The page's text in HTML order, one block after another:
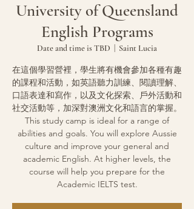
University of Queensland
English Programs
Date and time is TBD Saint Lucia
在這個學習營裡，學生將有機會參加各種有趣
的課程和活動，如英語聽力訓練、閱讀理解、
口語表達和寫作，以及文化探索、戶外活動和
社交活動等，加深對澳洲文化和語言的掌握。
This study camp is ideal for a range of
abilities and goals. You will explore Aussie
culture and improve your general and
academic English. At higher levels, the
course will help you prepare for the
Academic IELTS test.